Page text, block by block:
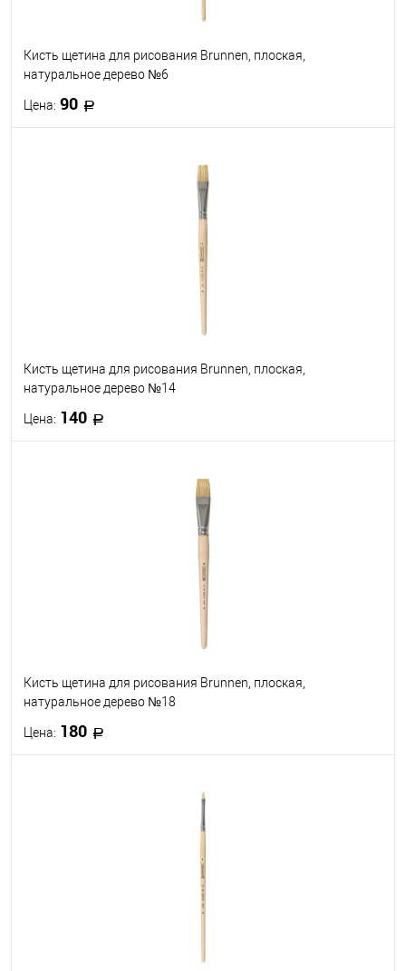
Кисть щетина для рисования Brunnen, плоская,
натуральное дерево №6
Цена: 90
Кисть щетина для рисования Brunnen, плоская,
натуральное дерево №14
Цена: 140
Кисть щетина для рисования Brunnen, плоская,
натуральное дерево №18
Цена: 180